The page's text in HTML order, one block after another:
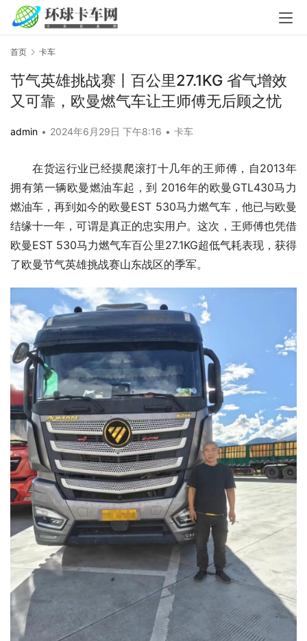
首页 卡车
节气英雄挑战赛丨百公里27.1KG 省气增效
又可靠，欧曼燃气车让王师傅无后顾之忧
admin • 2024年6月29日 下午8:16 • 卡车
在货运行业已经摸爬滚打十几年的王师傅，自2013年
拥有第一辆欧曼燃油车起，到 2016年的欧曼GTL430马力
燃油车，再到如今的欧曼EST 530马力燃气车，他已与欧曼
结缘十一年，可谓是真正的忠实用户。这次，王师傅也凭借
欧曼EST 530马力燃气车百公里27.1KG超低气耗表现，获得
了欧曼节气英雄挑战赛山东战区的季军。